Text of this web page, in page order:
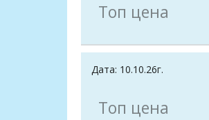
Топ цена
Дата: 10.10.26г.
Топ цена